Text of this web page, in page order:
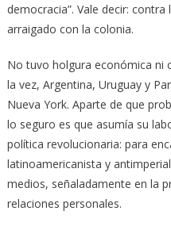
democracia”. Vale decir:
arraigado con la colonia.
No tuvo holgura económica ni
la vez, Argentina, Uruguay y
Nueva York. Aparte de que
lo seguro es que asumía su
política revolucionaria: para
latinoamericanista y
medios, señaladamente en la
relaciones personales.